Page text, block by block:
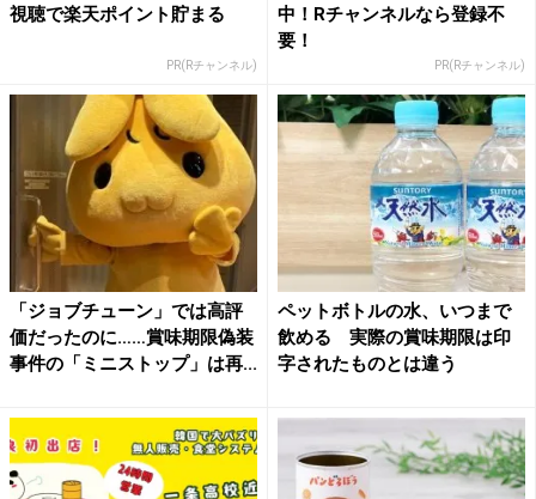
視聴で楽天ポイント貯まる
PR(Rチャンネル)
中！Rチャンネルなら登録不
要！
PR(Rチャンネル)
「ジョブチューン」では高評
価だったのに……賞味期限偽装
事件の「ミニストップ」は再...
ペットボトルの水、いつまで
飲める 実際の賞味期限は印
字されたものとは違う